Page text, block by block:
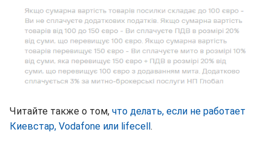
Читайте также о том, что делать, если не работает
Киевстар, Vodafone или lifecell.